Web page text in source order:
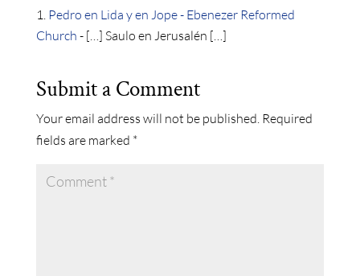
Pedro en Lida y en Jope - Ebenezer Reformed
Church - […] Saulo en Jerusalén […]
Submit a Comment
Your email address will not be published. Required
fields are marked *